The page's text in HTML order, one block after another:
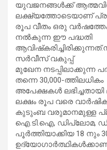
യുവജനങ്ങൾക്ക്
ലക്ഷ്യത്തോടെയാണ്
രൂപ വീതം ഒരു
നൽകുന്ന ഈ പദ്ധതി
സർവീസ് വകുപ്പ്
മുഖേന നടപ്പിലാക്കുന്ന
തന്നെ 30,000-ത്തിലധികം
അപേക്ഷകൾ ലഭിച്ചതായി
ലക്ഷം രൂപ വരെ
കുടുംബ വരുമാനമുള്ള
ഐ.ടി.ഐ, ഡിപ്ലോമ,
പൂർത്തിയാക്കിയ 18 നും